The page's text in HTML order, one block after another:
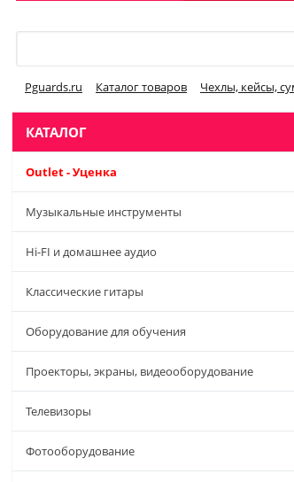
Pguards.ru Каталог товаров Чехлы, кейсы,
КАТАЛОГ
Outlet - Уценка
Музыкальные инструменты
Hi-FI и домашнее аудио
Классические гитары
Оборудование для обучения
Проекторы, экраны, видеооборудование
Телевизоры
Фотооборудование